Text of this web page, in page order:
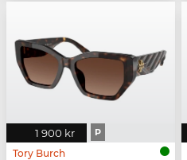
1 900 kr P
Tory Burch